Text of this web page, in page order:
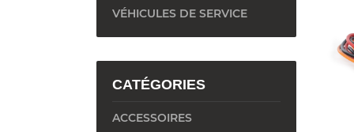
g
y
VÉHICULES DE SERVICE
CATÉGORIES
ACCESSOIRES